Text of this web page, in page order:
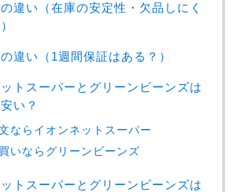
違い（在庫の安定性・欠品しにく
違い（1週間保証はある？）
トスーパーとグリーンビーンズは
い？
ならイオンネットスーパー
いならグリーンビーンズ
トスーパーとグリーンビーンズは